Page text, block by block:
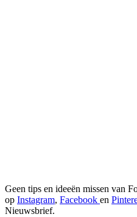
Geen tips en ideeën missen van
op Instagram, Facebook en
Nieuwsbrief.